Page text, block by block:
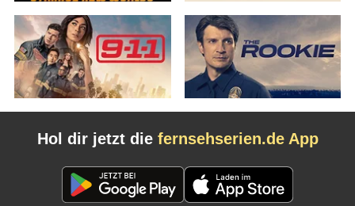
Hol dir jetzt die fernsehserien.de App